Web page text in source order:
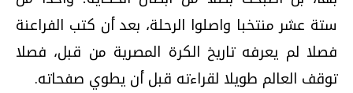
ستة عشر منتخبا واصلوا الرحلة، بعد أن كتب الفراعنة
فصلا لم يعرفه تاريخ الكرة المصرية من قبل، فصلا
توقف العالم طويلا لقراءته قبل أن يطوي صفحاته.